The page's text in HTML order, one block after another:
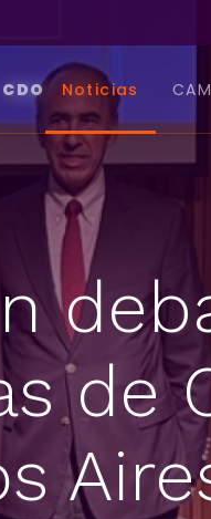
CDO Noticias
de